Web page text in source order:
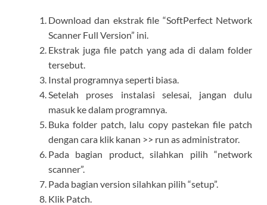
Download dan ekstrak file “SoftPerfect Network
Scanner Full Version” ini.
Ekstrak juga file patch yang ada di dalam folder
tersebut.
Instal programnya seperti biasa.
Setelah proses instalasi selesai, jangan dulu
masuk ke dalam programnya.
Buka folder patch, lalu copy pastekan file patch
dengan cara klik kanan >> run as administrator.
Pada bagian product, silahkan pilih “network
scanner”.
Pada bagian version silahkan pilih “setup”.
Klik Patch.